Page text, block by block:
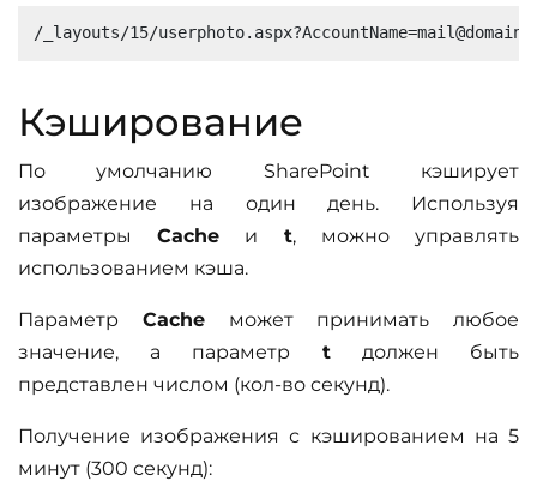
Кэширование
По умолчанию SharePoint кэширует
изображение на один день. Используя
параметрыCache и t, можно управлять
использованием кэша.
Параметр Cacheможет принимать любое
значение, а параметр tдолжен быть
представлен числом (кол-во секунд).
Получение изображения с кэшированием на 5
минут (300 секунд):